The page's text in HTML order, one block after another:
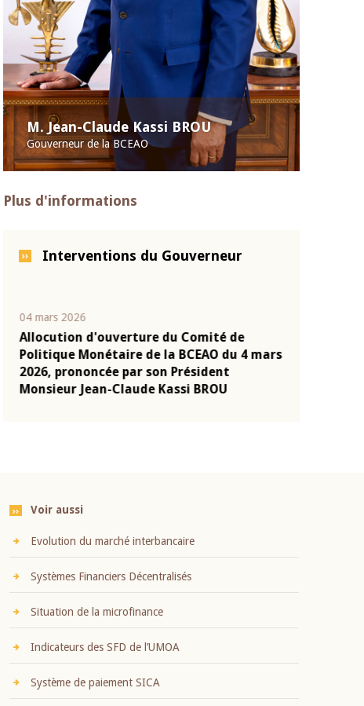
M. Jean-Claude Kassi BROU
Gouverneur de la BCEAO
Plus d'informations
Interventions du Gouverneur
04 mars 2026
Allocution d'ouverture du Comité de
Politique Monétaire de la BCEAO du 4 mars
2026, prononcée par son Président
Monsieur Jean-Claude Kassi BROU
Voir aussi
Evolution du marché interbancaire
Systèmes Financiers Décentralisés
Situation de la microfinance
Indicateurs des SFD de l’UMOA
Système de paiement SICA